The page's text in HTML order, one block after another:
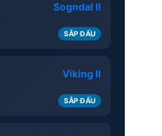
Sogndal II
SẮP ĐẤU
Viking II
SẮP ĐẤU